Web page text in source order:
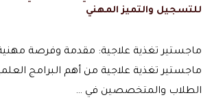
للتسجيل والتميز المهني
ماجستير تغذية علاجية: مقدمة وفرصة
ماجستير تغذية علاجية من أهم البرامج
الطلاب والمتخصصين في …